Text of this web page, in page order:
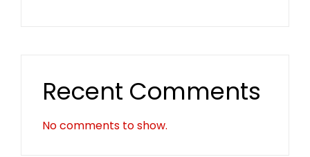
Recent Comments
No comments to show.